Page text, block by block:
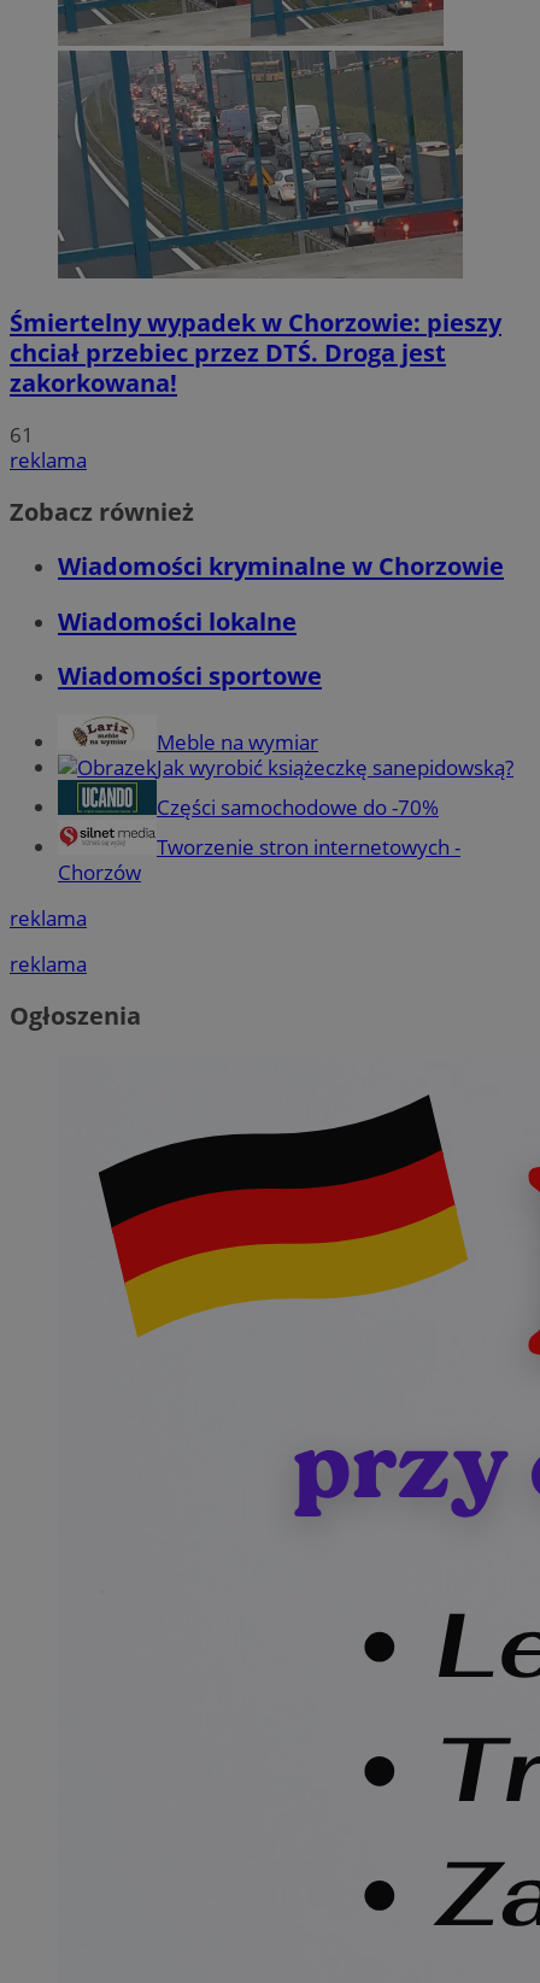
Śmiertelny wypadek w Chorzowie: pieszy
chciał przebiec przez DTŚ. Droga jest
zakorkowana!
61
reklama
Zobacz również
Wiadomości kryminalne w Chorzowie
Wiadomości lokalne
Wiadomości sportowe
Meble na wymiar
Jak wyrobić książeczkę sanepidowską?
Części samochodowe do -70%
Tworzenie stron internetowych -
Chorzów
reklama
reklama
Ogłoszenia